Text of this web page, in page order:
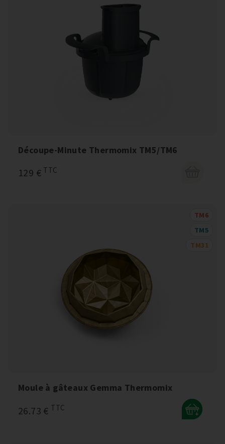
Découpe-Minute Thermomix TM5/TM6
129 € TTC
TM6
TM5
TM31
Moule à gâteaux Gemma Thermomix
26.73 € TTC
+